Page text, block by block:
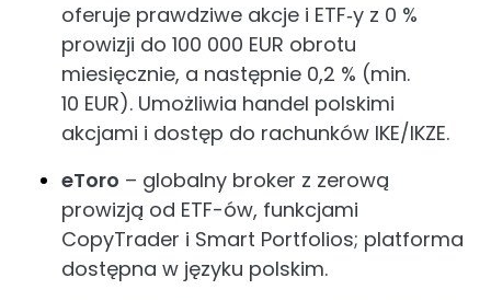
oferuje prawdziwe akcje i ETF‑y z 0 %
prowizji do 100 000 EUR obrotu
miesięcznie, a następnie 0,2 % (min.
10 EUR). Umożliwia handel polskimi
akcjami i dostęp do rachunków IKE/IKZE.
eToro – globalny broker z zerową
prowizją od ETF-ów, funkcjami
CopyTrader i Smart Portfolios; platforma
dostępna w języku polskim.